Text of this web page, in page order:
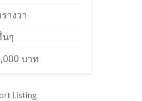
างวา
นๆ
บาท
Listing